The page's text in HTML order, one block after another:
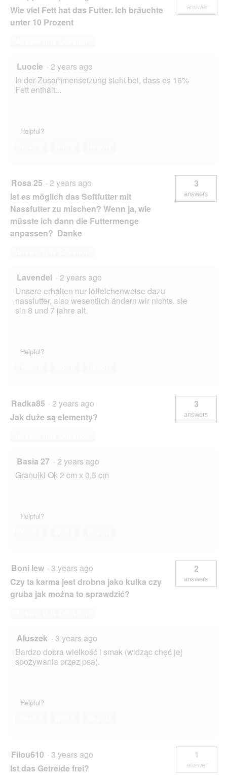
Wie viel Fett hat das Futter. Ich bräuchte
unter 10 Prozent
answer
Luocie · 2 years ago
In der Zusammensetzung steht bei, dass es 16%
Fett enthält...
Helpful?
Rosa 25 · 2 years ago
Ist es möglich das Softfutter mit
Nassfutter zu mischen? Wenn ja, wie
müsste ich dann die Futtermenge
anpassen? Danke
3
answers
Lavendel · 2 years ago
Unsere erhalten nur löffelchenweise dazu
nassfutter, also wesentlich ändern wir nichts, sie
sin 8 und 7 jahre alt.
Helpful?
Radka85 · 2 years ago
Jak duże są elementy?
3
answers
Basia 27 · 2 years ago
Granulki Ok 2 cm x 0,5 cm
Helpful?
Boni lew · 3 years ago
Czy ta karma jest drobna jako kulka czy
gruba jak można to sprawdzić?
2
answers
Aluszek · 3 years ago
Bardzo dobra wielkość i smak (widząc chęć jej
spożywania przez psa).
Helpful?
Filou610 · 3 years ago
Ist das Getreide frei?
1
answer